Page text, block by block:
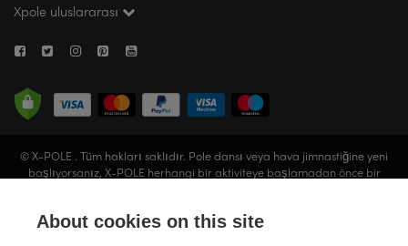
Xpole uluslararası
© X-POLE . Tüm hakları saklıdır. Pole dansı veya hava jimnastiğine yeni
başlıyorsanız, X-POLE herhangi bir aktiviteye başlamadan önce bir
göstermektedir), İngiltere ve Galler'de kayıtlıdır (Şirket No. 05057679).
About cookies on this site